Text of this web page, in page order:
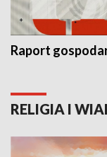
Raport
RELIGIA I